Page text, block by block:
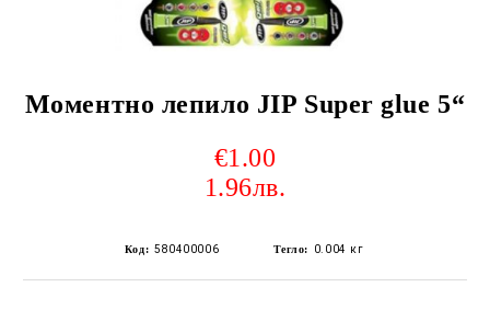
Моментно лепило JIP Super glue 5“
€1.00
1.96лв.
Код: 580400006 Тегло: 0.004 кг